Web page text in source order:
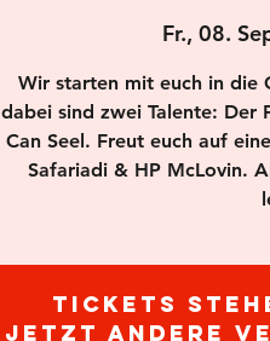
Fr., 08.
Wir starten mit euch in die
dabei sind zwei Talente: Der
Can Seel. Freut euch auf
Safariadi & HP McLovin.
Tickets
Jetzt andere